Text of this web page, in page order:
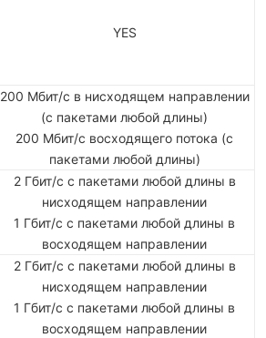
YES
200 Мбит/с в нисходящем направлении
(с пакетами любой длины)
200 Мбит/с восходящего потока (с
пакетами любой длины)
2 Гбит/с с пакетами любой длины в
нисходящем направлении
1 Гбит/с с пакетами любой длины в
восходящем направлении
2 Гбит/с с пакетами любой длины в
нисходящем направлении
1 Гбит/с с пакетами любой длины в
восходящем направлении